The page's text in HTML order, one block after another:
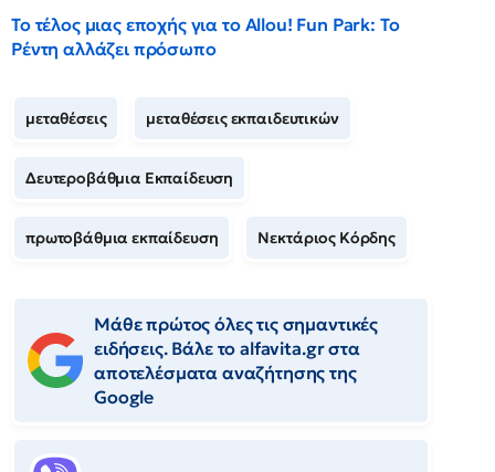
Το τέλος μιας εποχής για το Allou! Fun Park: Το
Ρέντη αλλάζει πρόσωπο
μεταθέσεις μεταθέσεις εκπαιδευτικών
Δευτεροβάθμια Εκπαίδευση
πρωτοβάθμια εκπαίδευση Νεκτάριος Κόρδης
Μάθε πρώτος όλες τις σημαντικές
ειδήσεις. Βάλε το alfavita.gr στα
αποτελέσματα αναζήτησης της
Google